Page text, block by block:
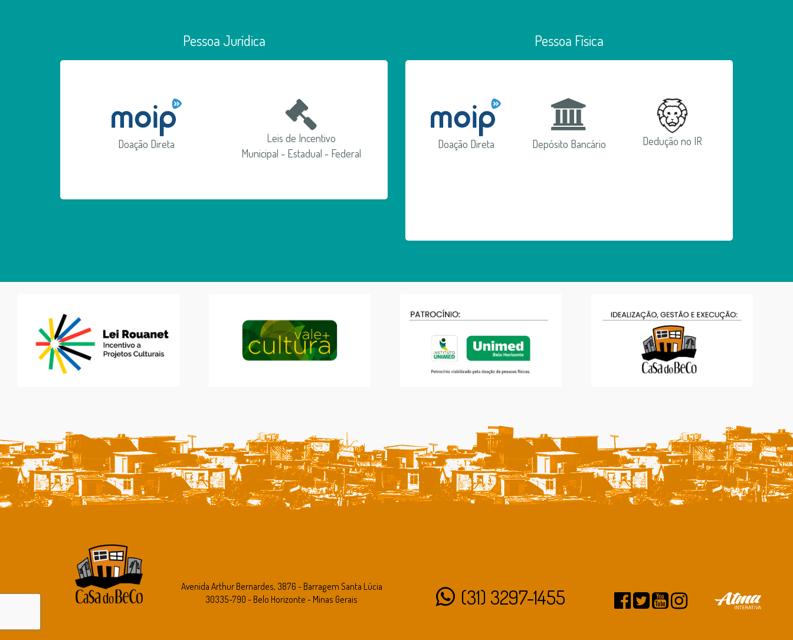
Pessoa Jurídica
Doação Direta
Leis de Incentivo
Municipal - Estadual - Federal
Pessoa Física
Doação Direta Depósito Bancário Dedução no IR
Avenida Arthur Bernardes, 3876 - Barragem Santa Lúcia
30335-790 - Belo Horizonte - Minas Gerais
(31) 3297-1455